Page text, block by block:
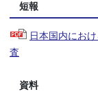
短報
日本国内にお
査
資料